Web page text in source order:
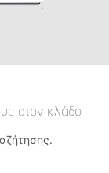
στον κλάδο